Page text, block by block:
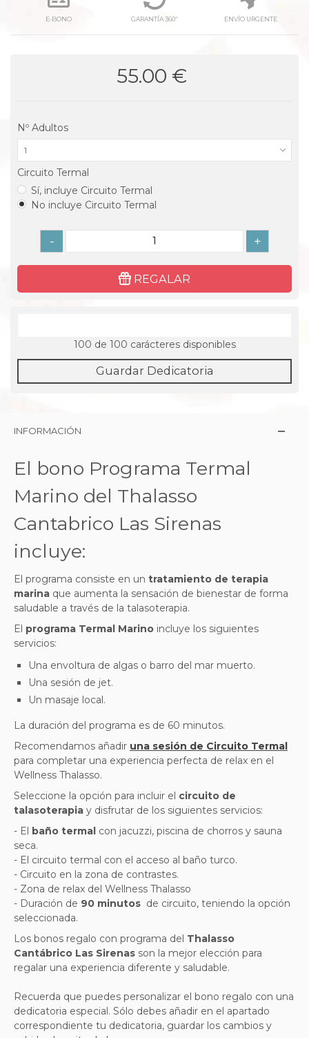
E-BONO GARANTÍA 360º ENVÍO URGENTE
55.00 €
Nº Adultos
1
Circuito Termal
Sí, incluye Circuito Termal
No incluye Circuito Termal
- +
REGALAR
100 de 100 carácteres disponibles
Guardar Dedicatoria
INFORMACIÓN
El bono Programa Termal
Marino del Thalasso
Cantabrico Las Sirenas
incluye:
El programa consiste en un tratamiento de terapia
marina que aumenta la sensación de bienestar de forma
saludable a través de la talasoterapia.
El programa Termal Marino incluye los siguientes
servicios:
Una envoltura de algas o barro del mar muerto.
Una sesión de jet.
Un masaje local.
La duración del programa es de 60 minutos.
Recomendamos añadir una sesión de Circuito Termal
para completar una experiencia perfecta de relax en el
Wellness Thalasso.
Seleccione la opción para incluir el circuito de
talasoterapia y disfrutar de los siguientes servicios:
- El baño termal con jacuzzi, piscina de chorros y sauna
seca.
- El circuito termal con el acceso al baño turco.
- Circuito en la zona de contrastes.
- Zona de relax del Wellness Thalasso
- Duración de 90 minutos de circuito, teniendo la opción
seleccionada.
Los bonos regalo con programa del Thalasso
Cantábrico Las Sirenas son la mejor elección para
regalar una experiencia diferente y saludable.
Recuerda que puedes personalizar el bono regalo con una
dedicatoria especial. Sólo debes añadir en el apartado
correspondiente tu dedicatoria, guardar los cambios y